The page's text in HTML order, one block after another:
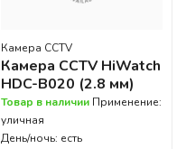
Камера CCTV
Камера CCTV HiWatch
HDC-B020 (2.8 мм)
Товар в наличии Применение:
уличная
День/ночь: есть